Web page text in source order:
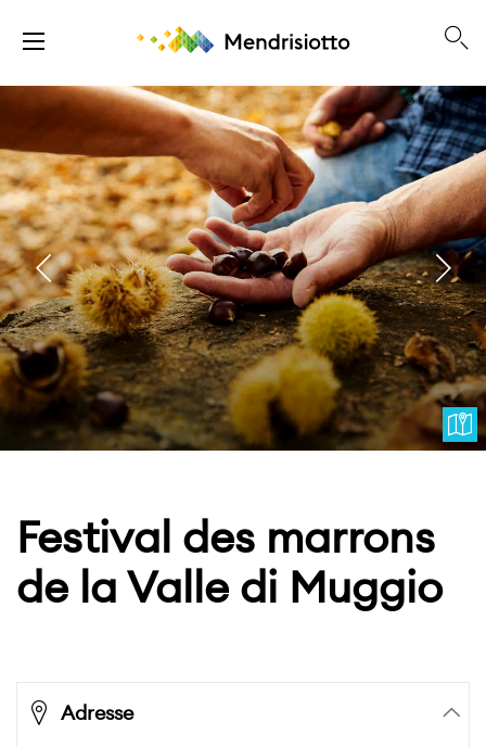
Festival des marrons
de la Valle di Muggio
Adresse